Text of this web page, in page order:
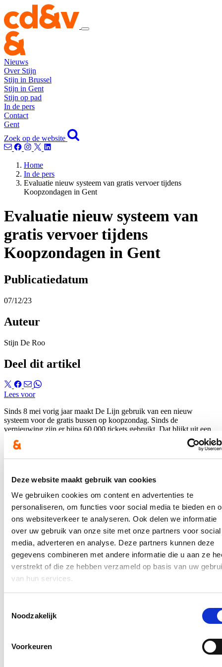
Deze website maakt gebruik van cookies
We gebruiken cookies om content en advertenties te
personaliseren, om functies voor social media te bieden en
ons websiteverkeer te analyseren. Ook delen we informatie
over uw gebruik van onze site met onze partners voor social
media, adverteren en analyse. Deze partners kunnen deze
gegevens combineren met andere informatie die u aan ze
verstrekt of die ze hebben verzameld op basis van uw
van hun services.
Noodzakelijk
Voorkeuren
Nieuws
Over Stijn
Stijn in Brussel
Stijn in Gent
Stijn op pad
In de pers
Contact
Gent
Zoek op de website
Home
In de pers
Evaluatie nieuw systeem van gratis vervoer tijdens
Koopzondagen in Gent
Evaluatie nieuw systeem van
gratis vervoer tijdens
Koopzondagen in Gent
Publicatiedatum
07/12/23
Auteur
Stijn De Roo
Deel dit artikel
Lees voor
Sinds 8 mei vorig jaar maakt De Lijn gebruik van een nieuw
systeem voor de gratis bussen op koopzondag. Sinds de
vernieuwing zijn er bijna 60.000 tickets gebruikt. Dat blijkt uit een
vraag van fractievoorzitter Stijn De Roo (cd&v) aan schepen Sofie
Bracke (Open Vld).
In de pers
Nieuwe speeltuin in Ter Durmenpark komt er nog
dit jaar
05/08/26
Speelzones in de buurt zijn belangrijke ontmoetingsplaatsen voor
kinderen, ouders en buurtbewoners. Ze dragen bij aan de
leefbaarheid van de wijk en bieden kinderen de mogelijkheid om